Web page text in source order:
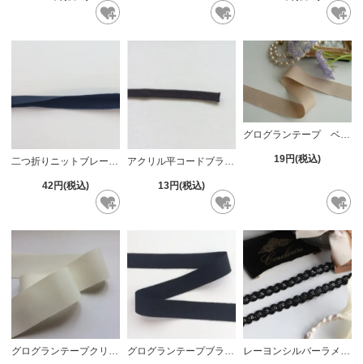
二つ折りニットブレード9mm
42円(税込)
アクリル平コードブラウン
13円(税込)
グログランテープ ベージュ2.4cm
19円(税込)
グログランテープクリーム5cm グログランテープブラック18mm レーヨンシルバーラメブレード